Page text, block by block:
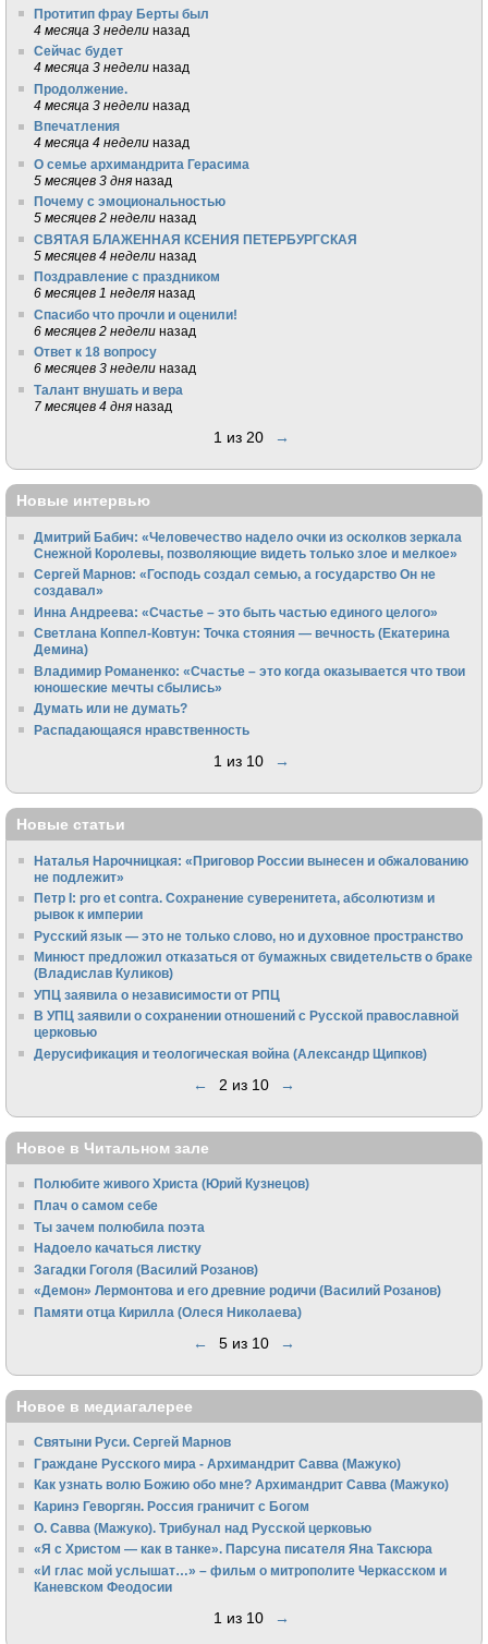
Протитип фрау Берты был
4 месяца 3 недели назад
Сейчас будет
4 месяца 3 недели назад
Продолжение.
4 месяца 3 недели назад
Впечатления
4 месяца 4 недели назад
О семье архимандрита Герасима
5 месяцев 3 дня назад
Почему с эмоциональностью
5 месяцев 2 недели назад
СВЯТАЯ БЛАЖЕННАЯ КСЕНИЯ ПЕТЕРБУРГСКАЯ
5 месяцев 4 недели назад
Поздравление с праздником
6 месяцев 1 неделя назад
Спасибо что прочли и оценили!
6 месяцев 2 недели назад
Ответ к 18 вопросу
6 месяцев 3 недели назад
Талант внушать и вера
7 месяцев 4 дня назад
1 из 20 →
Новые интервью
Дмитрий Бабич: «Человечество надело очки из осколков зеркала
Снежной Королевы, позволяющие видеть только злое и мелкое»
Сергей Марнов: «Господь создал семью, а государство Он не
создавал»
Инна Андреева: «Счастье – это быть частью единого целого»
Светлана Коппел-Ковтун: Точка стояния — вечность (Екатерина
Демина)
Владимир Романенко: «Счастье – это когда оказывается что твои
юношеские мечты сбылись»
Думать или не думать?
Распадающаяся нравственность
1 из 10 →
Новые статьи
Наталья Нарочницкая: «Приговор России вынесен и обжалованию
не подлежит»
Петр I: pro et contra. Сохранение суверенитета, абсолютизм и
рывок к империи
Русский язык — это не только слово, но и духовное пространство
Минюст предложил отказаться от бумажных свидетельств о браке
(Владислав Куликов)
УПЦ заявила о независимости от РПЦ
В УПЦ заявили о сохранении отношений с Русской православной
церковью
Дерусификация и теологическая война (Александр Щипков)
← 2 из 10 →
Новое в Читальном зале
Полюбите живого Христа (Юрий Кузнецов)
Плач о самом себе
Ты зачем полюбила поэта
Надоело качаться листку
Загадки Гоголя (Василий Розанов)
«Демон» Лермонтова и его древние родичи (Василий Розанов)
Памяти отца Кирилла (Олеся Николаева)
← 5 из 10 →
Новое в медиагалерее
Святыни Руси. Сергей Марнов
Граждане Русского мира - Архимандрит Савва (Мажуко)
Как узнать волю Божию обо мне? Архимандрит Савва (Мажуко)
Каринэ Геворгян. Россия граничит с Богом
О. Савва (Мажуко). Трибунал над Русской церковью
«Я с Христом — как в танке». Парсуна писателя Яна Таксюра
«И глас мой услышат…» – фильм о митрополите Черкасском и
Каневском Феодосии
1 из 10 →